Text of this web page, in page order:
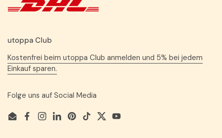
utoppa Club
Kostenfrei beim utoppa Club anmelden und 5% bei jedem
Einkauf sparen.
Folge uns auf Social Media
EmailFacebook
Instagram
LinkedInPinterest
TikTokTwitterYouTube